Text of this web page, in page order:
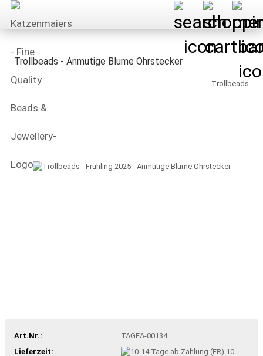
Trollbeads - Anmutige Blume Ohrstecker
Trollbeads
Art.Nr.:
TAGEA-00134
Lieferzeit:
10-